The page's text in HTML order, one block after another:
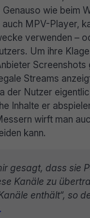
wie beim
MPV-Player,
verwenden –
Um ihre
Screenshots
Streams
der Nutzer
Inhalte er
wirft man
kann.
gesagt, dass sie
Kanäle zu
enthält“, so